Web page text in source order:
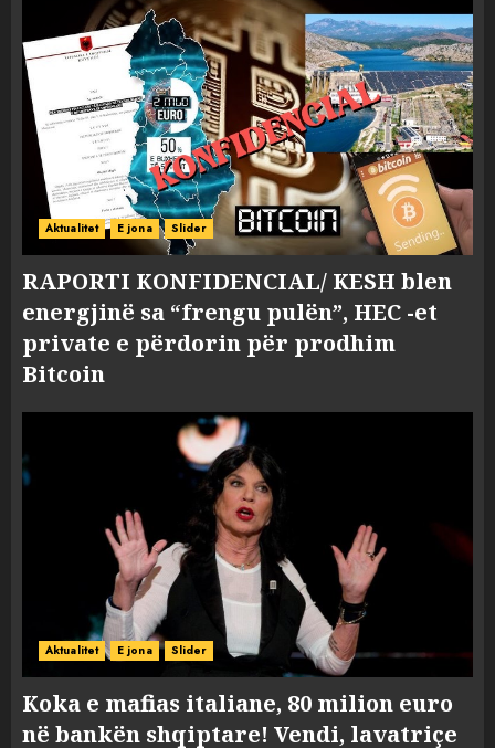
Aktualitet E jona Slider
RAPORTI KONFIDENCIAL/ KESH blen
energjinë sa “frengu pulën”, HEC -et
private e përdorin për prodhim
Bitcoin
Aktualitet E jona Slider
Koka e mafias italiane, 80 milion euro
në bankën shqiptare! Vendi, lavatriçe